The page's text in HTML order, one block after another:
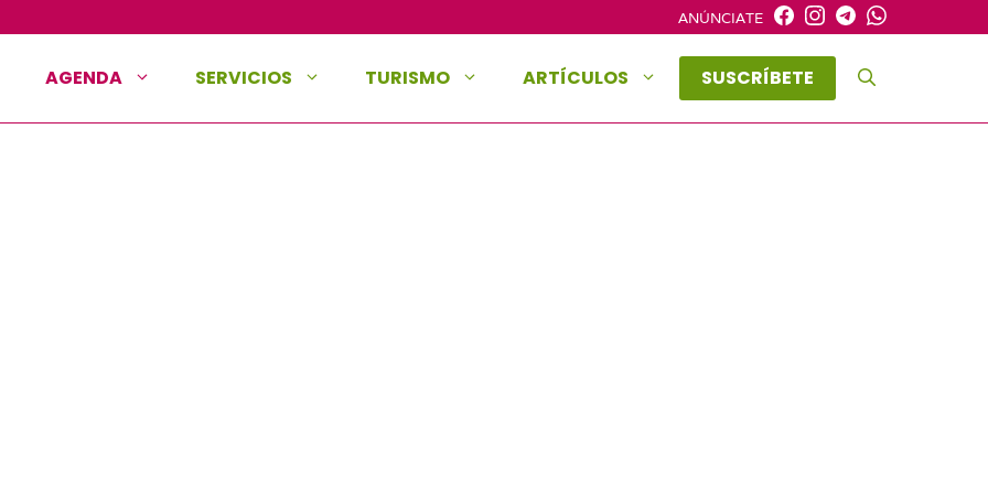
ANÚNCIATE
AGENDA SERVICIOS TURISMO ARTÍCULOS SUSCRÍBETE